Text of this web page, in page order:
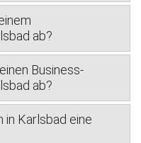
ab?
Business-
ab?
in Karlsbad eine